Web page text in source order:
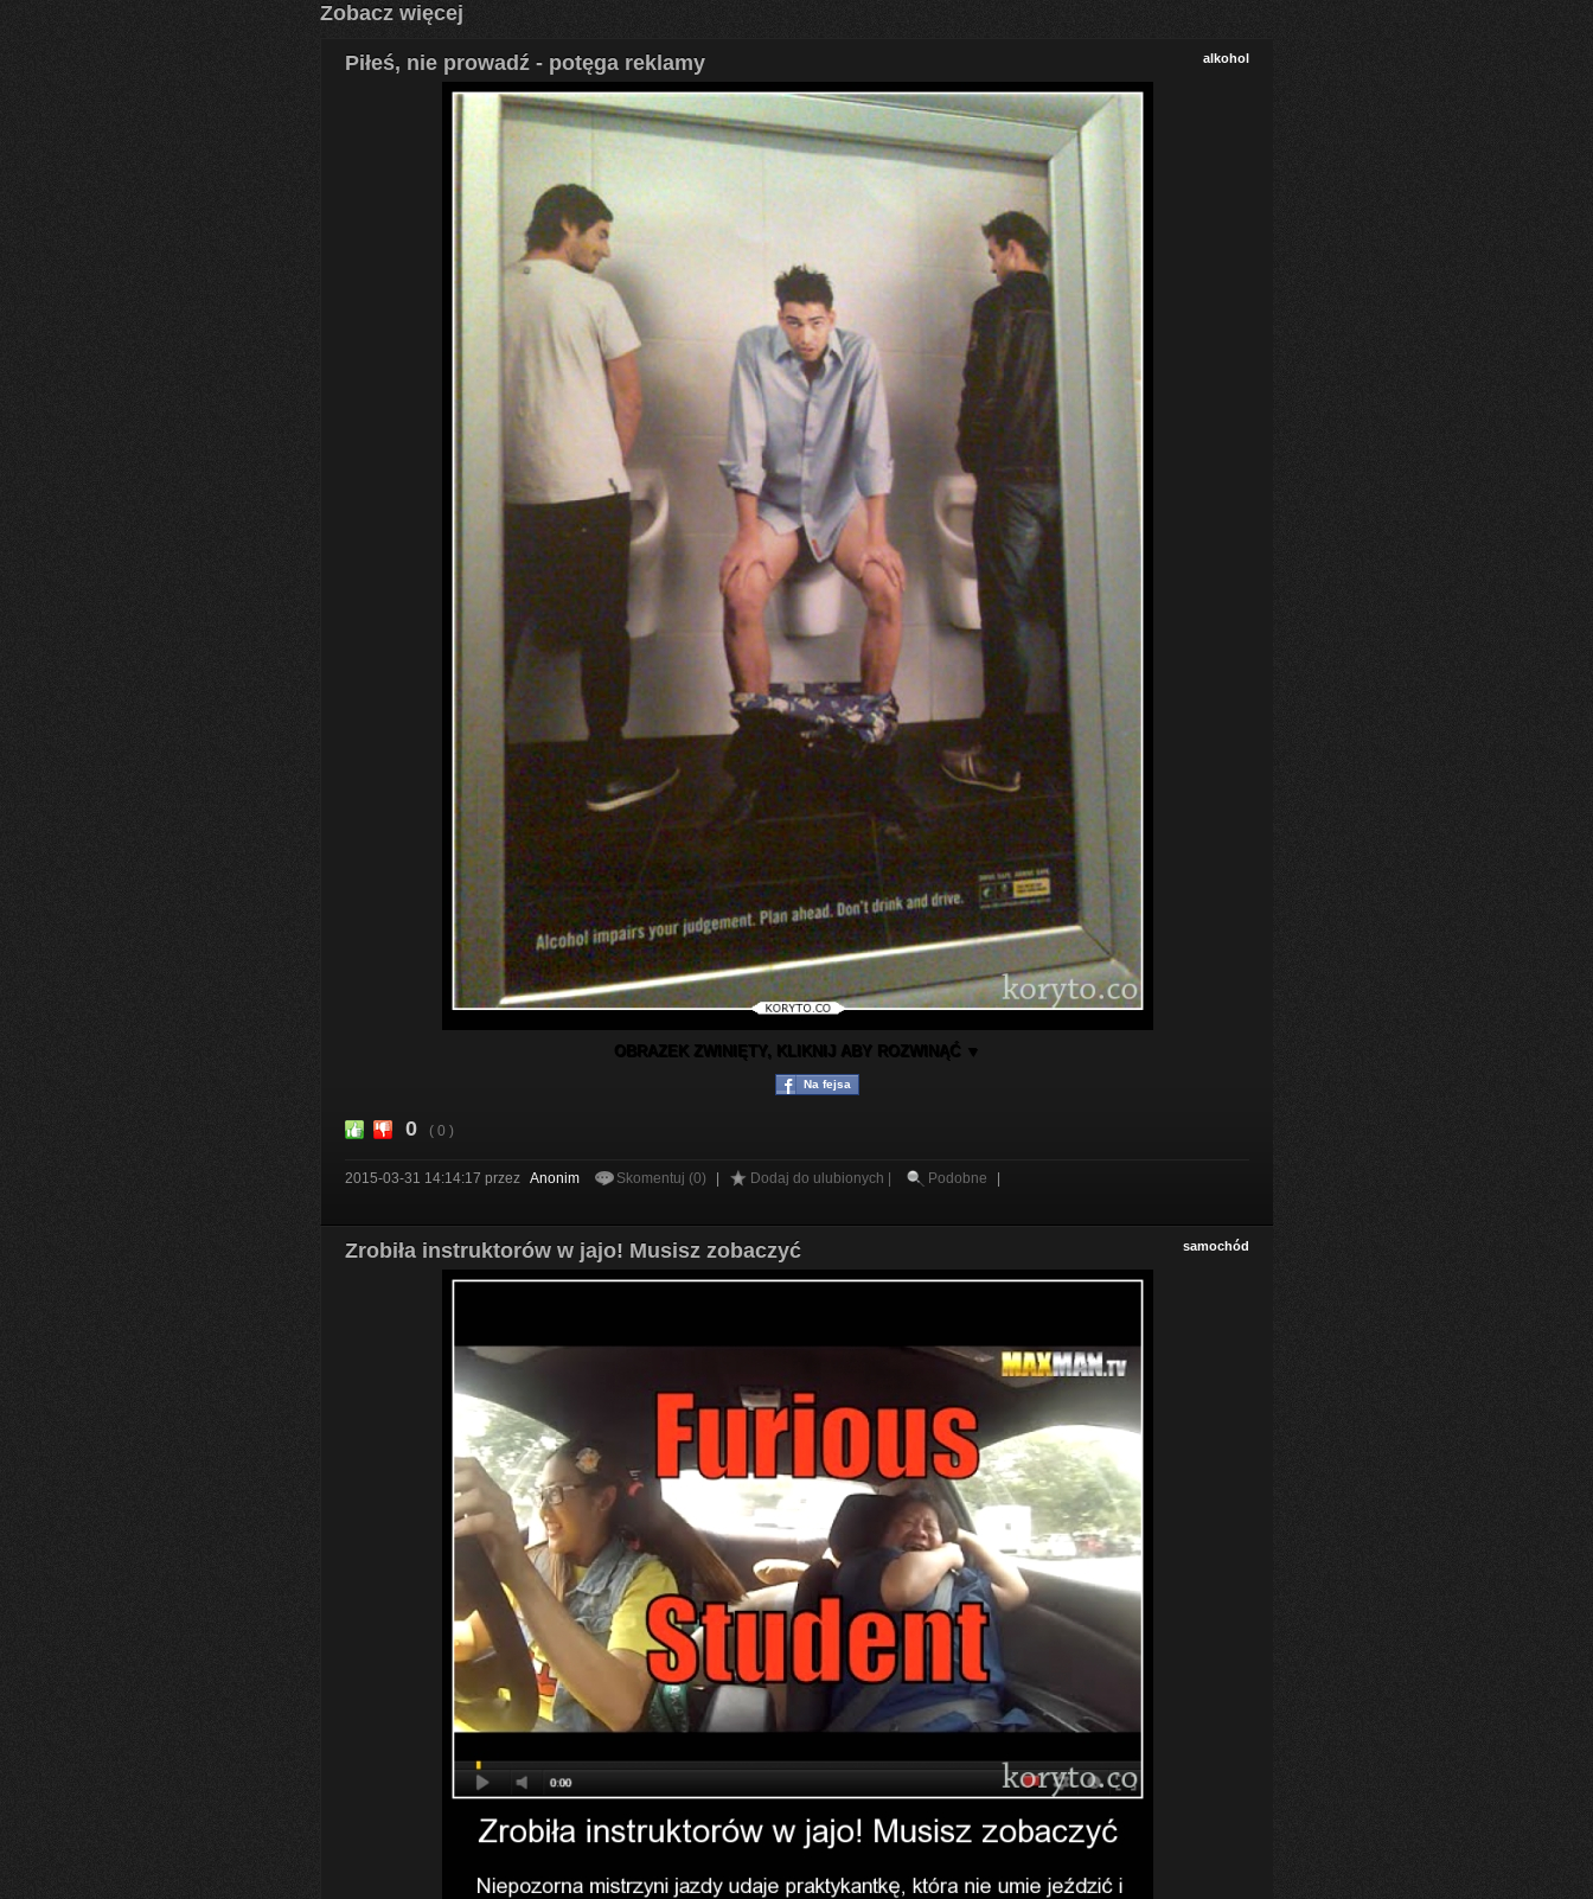
Zobacz więcej
alkohol
Piłeś, nie prowadź - potęga reklamy
OBRAZEK ZWINIĘTY, KLIKNIJ ABY ROZWINĄĆ ▼
Na fejsa
0 ( 0 )
2015-03-31 14:14:17 przez Anonim Skomentuj (0) Dodaj do ulubionych | Podobne
samochód
Zrobiła instruktorów w jajo! Musisz zobaczyć